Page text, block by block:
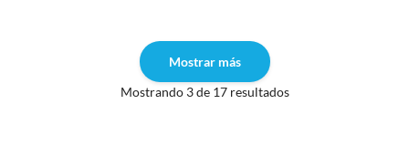
Mostrar más
Mostrando 3 de 17 resultados